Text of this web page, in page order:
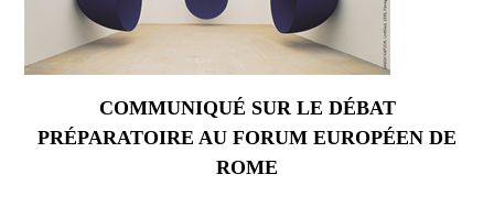
COMMUNIQUÉ SUR LE DÉBAT
PRÉPARATOIRE AU FORUM EUROPÉEN DE
ROME